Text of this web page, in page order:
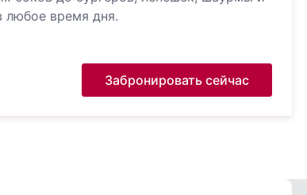
любое время дня.
Забронировать сейчас